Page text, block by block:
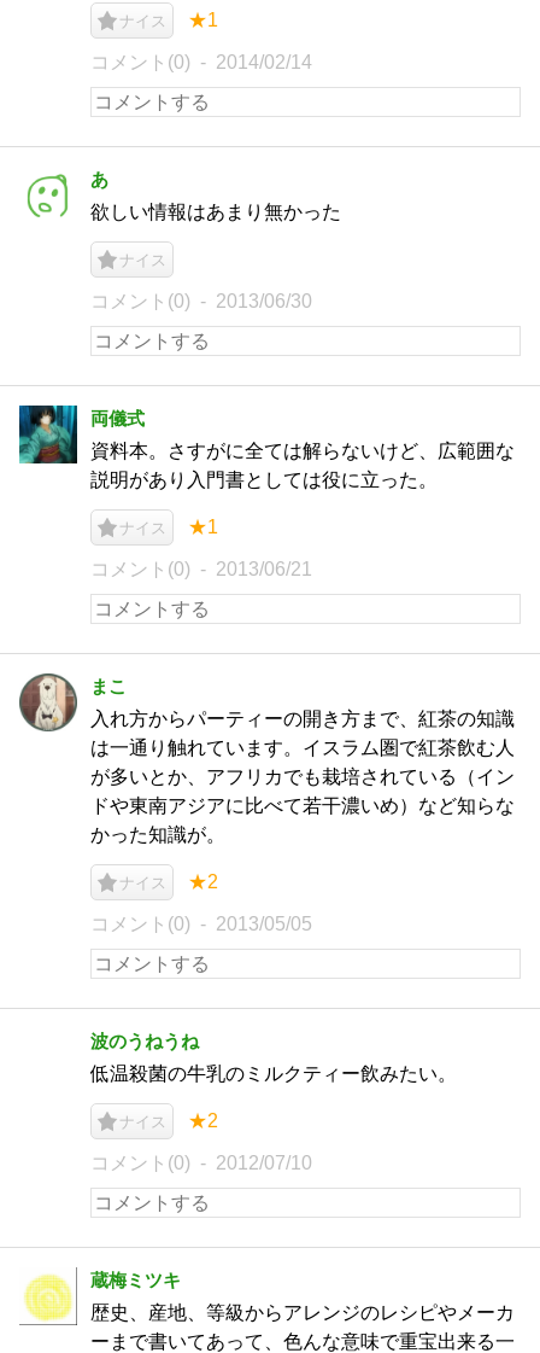
ナイス ★1
コメント(0) 2014/02/14
あ
欲しい情報はあまり無かった
ナイス
コメント(0) 2013/06/30
両儀式
資料本。さすがに全ては解らないけど、広範囲な
説明があり入門書としては役に立った。
ナイス ★1
コメント(0) 2013/06/21
まこ
入れ方からパーティーの開き方まで、紅茶の知識
は一通り触れています。イスラム圏で紅茶飲む人
が多いとか、アフリカでも栽培されている（イン
ドや東南アジアに比べて若干濃いめ）など知らな
かった知識が。
ナイス ★2
コメント(0) 2013/05/05
波のうねうね
低温殺菌の牛乳のミルクティー飲みたい。
ナイス ★2
コメント(0) 2012/07/10
蔵梅ミツキ
歴史、産地、等級からアレンジのレシピやメーカ
ーまで書いてあって、色んな意味で重宝出来る一